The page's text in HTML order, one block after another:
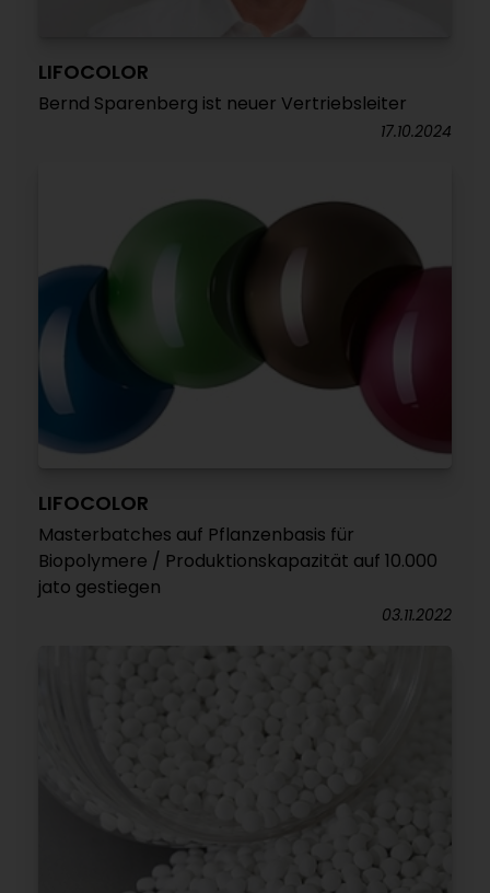
LIFOCOLOR
Bernd Sparenberg ist neuer Vertriebsleiter
17.10.2024
LIFOCOLOR
Masterbatches auf Pflanzenbasis für
Biopolymere / Produktionskapazität auf 10.000
jato gestiegen
03.11.2022